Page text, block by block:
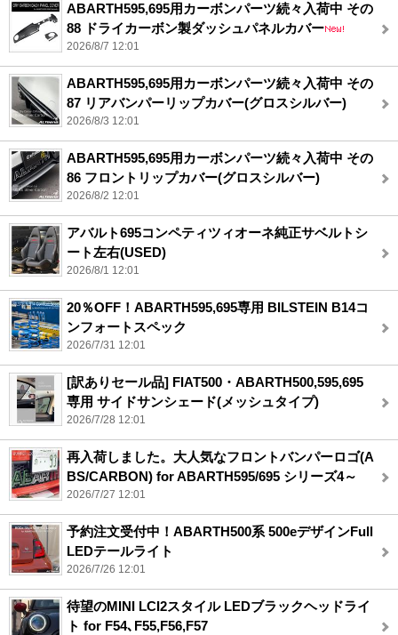
ABARTH595,695用カーボンパーツ続々入荷中 その
88 ドライカーボン製ダッシュパネルカバー
2026/8/7 12:01
ABARTH595,695用カーボンパーツ続々入荷中 その
87 リアバンパーリップカバー(グロスシルバー)
2026/8/3 12:01
ABARTH595,695用カーボンパーツ続々入荷中 その
86 フロントリップカバー(グロスシルバー)
2026/8/2 12:01
アバルト695コンペティツィオーネ純正サベルトシ
ート左右(USED)
2026/8/1 12:01
20％OFF！ABARTH595,695専用 BILSTEIN B14コ
ンフォートスペック
2026/7/31 12:01
[訳ありセール品] FIAT500・ABARTH500,595,695
専用 サイドサンシェード(メッシュタイプ)
2026/7/28 12:01
再入荷しました。大人気なフロントバンパーロゴ(A
BS/CARBON) for ABARTH595/695 シリーズ4～
2026/7/27 12:01
予約注文受付中！ABARTH500系 500eデザインFull
LEDテールライト
2026/7/26 12:01
待望のMINI LCI2スタイル LEDブラックヘッドライ
ト for F54､F55,F56,F57